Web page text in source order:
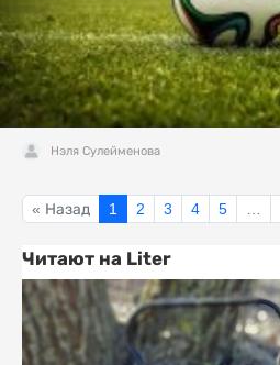
Нэля Сулейменова
« Назад 1 2 3 4 5 …
Читают на Liter